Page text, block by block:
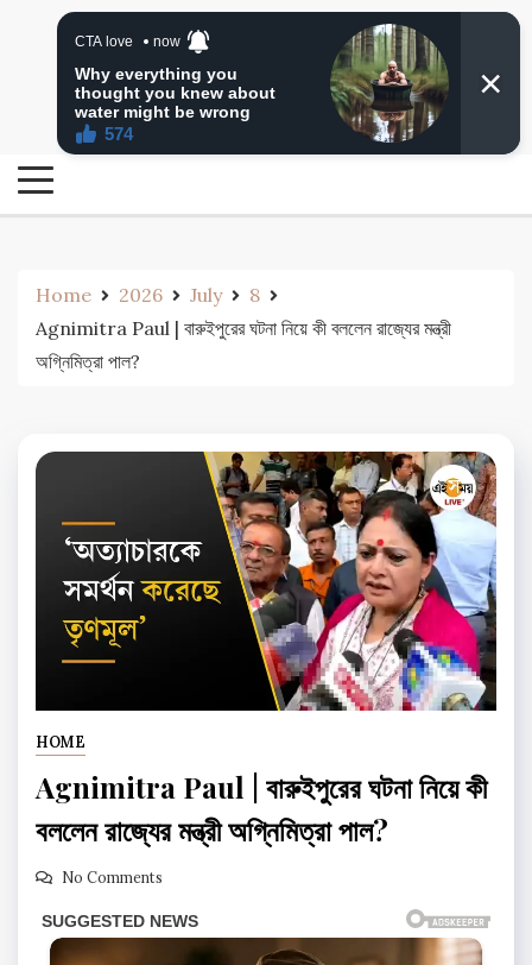
24 Ghanta Bangla News
24 Ghanta Bengali News
Home 2026 July
8
Agnimitra Paul | বারুইপুরের ঘটনা নিয়ে কী বললেন রাজ্যের মন্ত্রী
অগ্নিমিত্রা পাল?
HOME
Agnimitra Paul | বারুইপুরের ঘটনা নিয়ে কী
বললেন রাজ্যের মন্ত্রী অগ্নিমিত্রা পাল?
No Comments